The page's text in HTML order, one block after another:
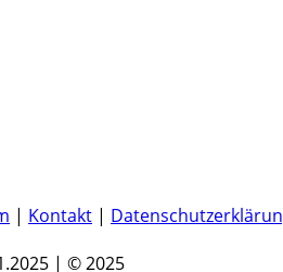
| Kontakt |
| © 2025